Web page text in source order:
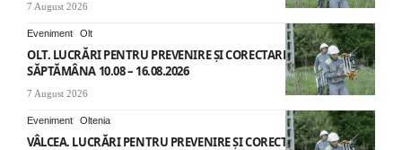
7 August 2026
Eveniment Olt
OLT. LUCRĂRI PENTRU PREVENIRE ȘI CORECTARE AVARII –
SĂPTĂMÂNA 10.08 – 16.08.2026
7 August 2026
Eveniment Oltenia
VÂLCEA. LUCRĂRI PENTRU PREVENIRE ȘI CORECTARE AVARII –